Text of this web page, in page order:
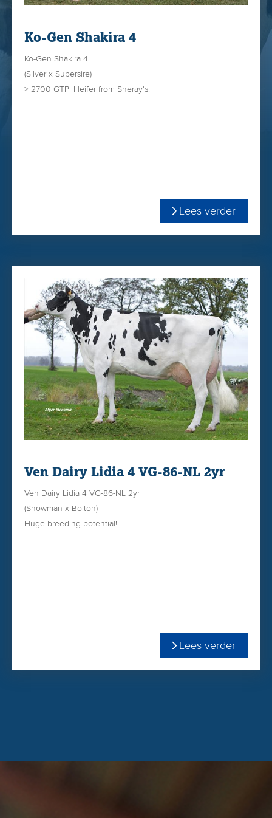
Ko-Gen Shakira 4
Ko-Gen Shakira 4
(Silver x Supersire)
> 2700 GTPI Heifer from Sheray's!
Lees verder
Ven Dairy Lidia 4 VG-86-NL 2yr
Ven Dairy Lidia 4 VG-86-NL 2yr
(Snowman x Bolton)
Huge breeding potential!
Lees verder